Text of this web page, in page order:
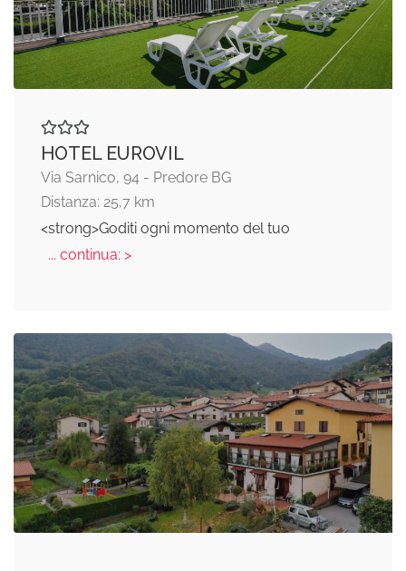
HOTEL EUROVIL
Via Sarnico, 94 - Predore BG
Distanza: 25,7 km
<strong>Goditi ogni momento del tuo
... continua: >